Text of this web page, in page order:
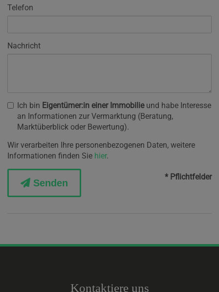
Telefon
Nachricht
Ich bin Eigentümer:in einer Immobilieund habe Interesse
an Informationen zur Vermarktung (Beratung,
Marktüberblick oder Bewertung).
Wir verarbeiten Ihre personenbezogenen Daten, weitere
Informationen finden Sie hier.
Senden
* Pflichtfelder
Kontaktiere uns